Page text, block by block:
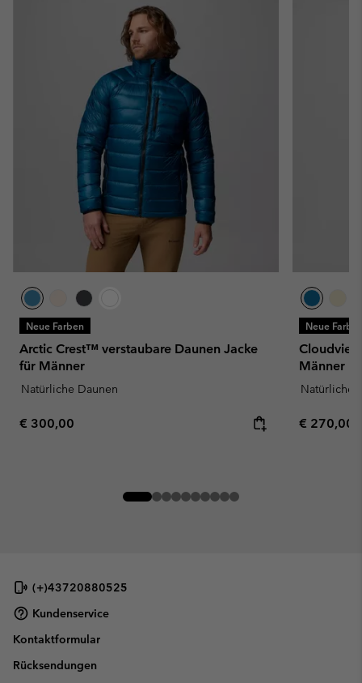
Neue Farben
Arctic Crest™ verstaubare Daunen Jacke
für Männer
Natürliche Daunen
Regular price:
€ 300,00
Neue
Männer
Natürliche
Regular
€ 270,00
(+)43720880525
Kundenservice
Kontaktformular
Rücksendungen